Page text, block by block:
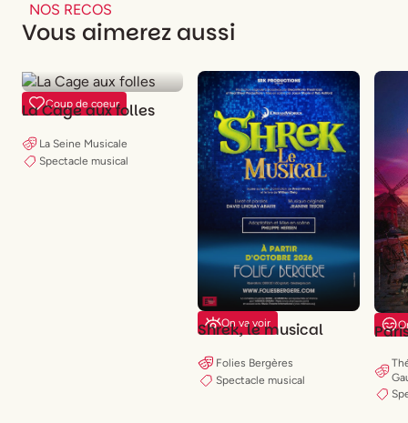
NOS RECOS
Vous aimerez aussi
Coup de coeur
La Cage aux folles
La Seine Musicale
Spectacle musical
On va voir
Shrek, le musical
Folies Bergères
Spectacle musical